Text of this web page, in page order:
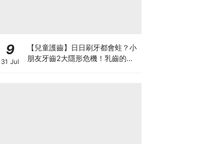
9
31 Jul
【兒童護齒】日日刷牙都會蛀？小
朋友牙齒2大隱形危機！乳齒的琺